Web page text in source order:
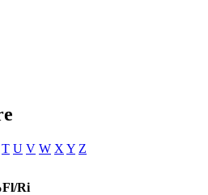
T U V W X Y Z
Ri